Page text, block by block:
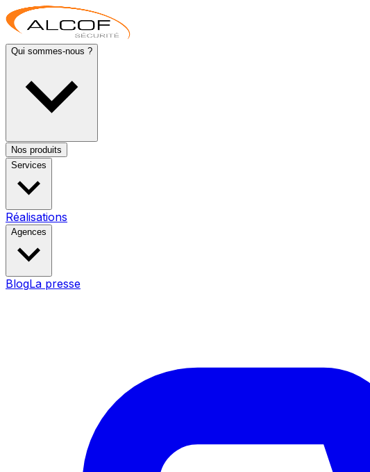
Qui sommes-nous ?
Nos produits
Services
Réalisations
Agences
BlogLa presse